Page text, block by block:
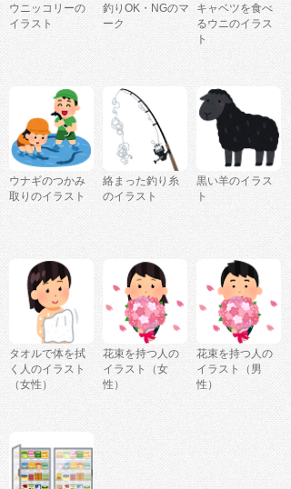
ウニッコリーの
イラスト
釣りOK・NGのマ
ーク
キャベツを食べ
るウニのイラス
ト
ウナギのつかみ
取りのイラスト
絡まった釣り糸
のイラスト
黒い羊のイラス
ト
タオルで体を拭
く人のイラスト
（女性）
花束を持つ人の
イラスト（女
性）
花束を持つ人の
イラスト（男
性）